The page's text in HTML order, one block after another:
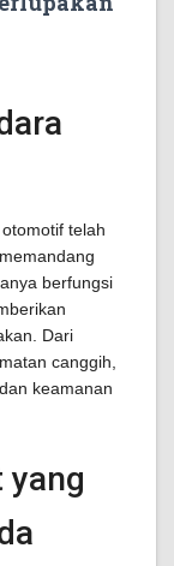
telah
berfungsi
Dari
canggih,
keamanan